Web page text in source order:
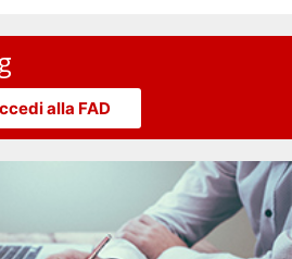
alla FAD